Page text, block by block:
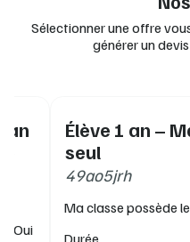
Sélectionner une offre
générer un
an
Oui
Élève 1 an –
seul
49ao5jrh
Ma classe possède
Durée